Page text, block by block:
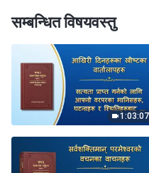
सम्बन्धित विषयवस्तु
1:03:07